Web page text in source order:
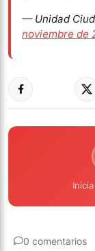
— Unidad
noviembre de
0 comentarios